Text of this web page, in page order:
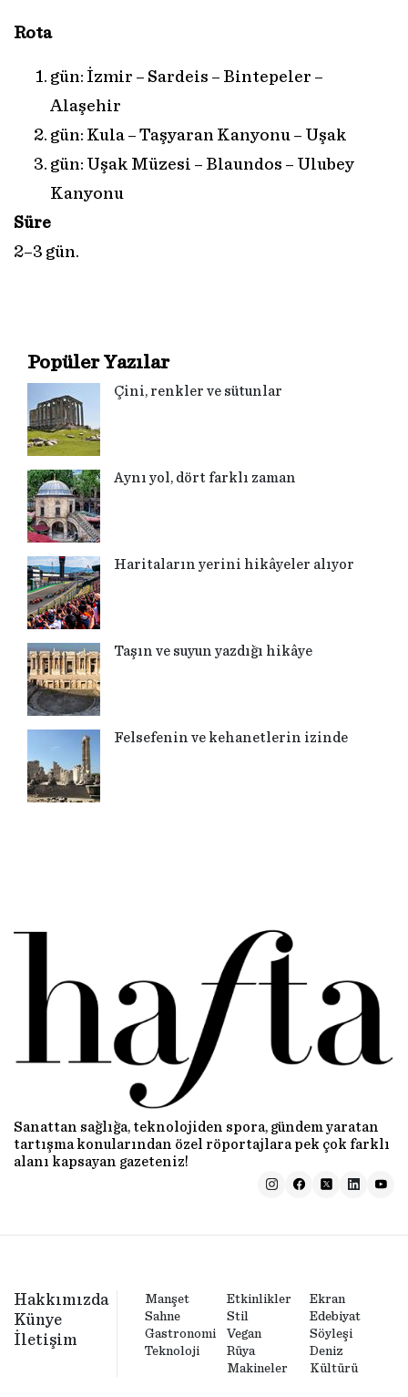
Rota
gün: İzmir – Sardeis – Bintepeler –
Alaşehir
gün: Kula – Taşyaran Kanyonu – Uşak
gün: Uşak Müzesi – Blaundos – Ulubey
Kanyonu
Süre
2–3 gün.
Popüler Yazılar
Çini, renkler ve sütunlar
Aynı yol, dört farklı zaman
Haritaların yerini hikâyeler alıyor
Taşın ve suyun yazdığı hikâye
Felsefenin ve kehanetlerin izinde
Sanattan sağlığa, teknolojiden spora, gündem yaratan
tartışma konularından özel röportajlara pek çok farklı
alanı kapsayan gazeteniz!
Hakkımızda
Künye
İletişim
Manşet Etkinlikler
Ekran
Sahne
Stil
Edebiyat
Gastronomi
Vegan
Söyleşi
Teknoloji
Rüya
Makineler
Deniz
Kültürü